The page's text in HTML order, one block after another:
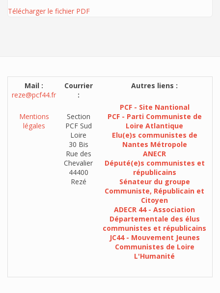
Télécharger le fichier PDF
Mail :
reze@pcf44.fr
Mentions
légales
Courrier
:
Section
PCF Sud
Loire
30 Bis
Rue des
Chevalier
44400
Rezé
Autres liens :
PCF - Site Nantional
PCF - Parti Communiste de
Loire Atlantique
Elu(e)s communistes de
Nantes Métropole
ANECR
Député(e)s communistes et
républicains
Sénateur du groupe
Communiste, Républicain et
Citoyen
ADECR 44 - Association
Départementale des élus
communistes et républicains
JC44 - Mouvement Jeunes
Communistes de Loire
L'Humanité